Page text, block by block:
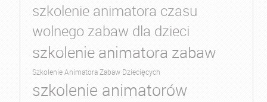
szkolenie animatora czasu
wolnego zabaw dla dzieci
szkolenie animatora zabaw
Szkolenie Animatora Zabaw Dziecięcych
szkolenie animatorów